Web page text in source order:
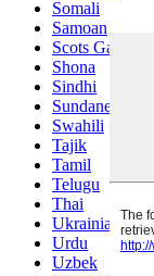
Somali
Samoan
Scots Gaelic
Shona
Sindhi
Sundanese
Swahili
Tajik
Tamil
Telugu
Thai
Ukrainian
Urdu
Uzbek